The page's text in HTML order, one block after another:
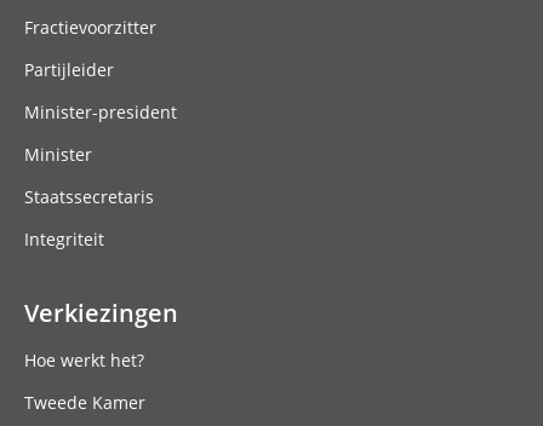
Fractievoorzitter
Partijleider
Minister-president
Minister
Staatssecretaris
Integriteit
Verkiezingen
Hoe werkt het?
Tweede Kamer